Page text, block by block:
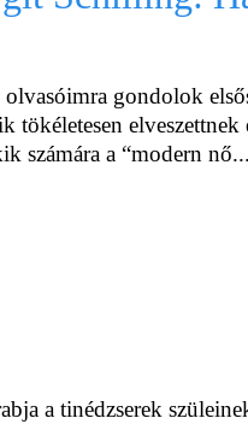
olvasóimra gondolok
tökéletesen
számára a “modern nő...
a tinédzserek